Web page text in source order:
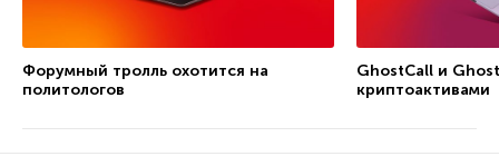
Форумный тролль охотится на
политологов
GhostCall и
криптоактивами